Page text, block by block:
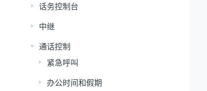
话务控制台
中继
通话控制
紧急呼叫
办公时间和假期